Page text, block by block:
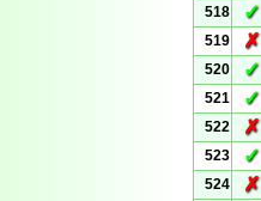
518
✓
519
✗
520
✓
521
✓
522
✗
523
✓
524
✗